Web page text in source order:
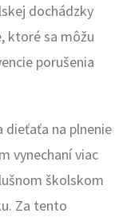
dochádzky
ktoré sa môžu
porušenia
dieťaťa na plnenie
vynechaní viac
školskom
Za tento